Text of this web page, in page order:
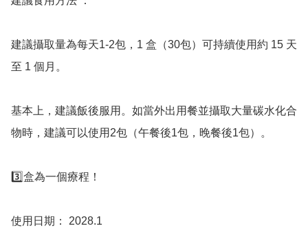
建議攝取量為每天1-2包，1 盒（30包）可持續使用約 15 天
至 1 個月。
基本上，建議飯後服用。如當外出用餐並攝取大量碳水化合
物時，建議可以使用2包（午餐後1包，晚餐後1包）。
3️⃣盒為一個療程！
使用日期： 2028.1